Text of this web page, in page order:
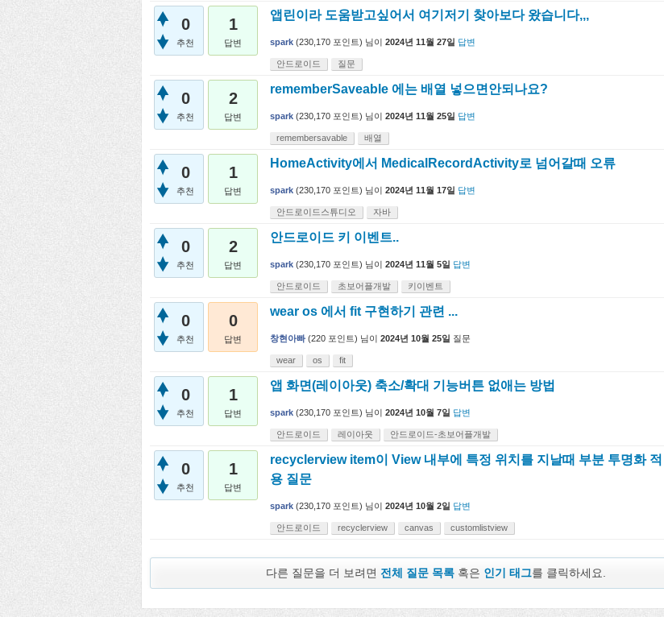
0
추천
1
답변
앱린이라 도움받고싶어서 여기저기 찾아보다 왔습니다,,,
spark (230,170 포인트) 님이 2024년 11월 27일 답변
안드로이드 질문
0
추천
2
답변
rememberSaveable 에는 배열 넣으면안되나요?
spark (230,170 포인트) 님이 2024년 11월 25일 답변
remembersavable 배열
0
추천
1
답변
HomeActivity에서 MedicalRecordActivity로 넘어갈때 오류
spark (230,170 포인트) 님이 2024년 11월 17일 답변
안드로이드스튜디오 자바
0
추천
2
답변
안드로이드 키 이벤트..
spark (230,170 포인트) 님이 2024년 11월 5일 답변
안드로이드 초보어플개발 키이벤트
0
추천
0
답변
wear os 에서 fit 구현하기 관련 ...
창현아빠 (220 포인트) 님이 2024년 10월 25일 질문
wear os fit
0
추천
1
답변
앱 화면(레이아웃) 축소/확대 기능버튼 없애는 방법
spark (230,170 포인트) 님이 2024년 10월 7일 답변
안드로이드 레이아웃 안드로이드-초보어플개발
0
추천
1
답변
recyclerview item이 View 내부에 특정 위치를 지날때 부분 투명화 적
용 질문
spark (230,170 포인트) 님이 2024년 10월 2일 답변
안드로이드 recyclerview canvas customlistview
다른 질문을 더 보려면 전체 질문 목록 혹은 인기 태그를 클릭하세요.